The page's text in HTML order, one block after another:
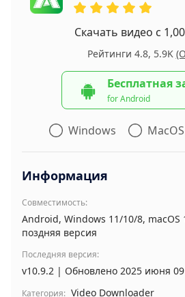
Скачать видео с
Рейтинги 4.8, 5.9K
Бесплатная
for Android
Windows MacOS
Информация
Совместимость:
Android, Windows 11/10/8, macOS
поздняя версия
Последняя версия:
v10.9.2 | Обновлено 2025 июня 09
Категория: Video Downloader